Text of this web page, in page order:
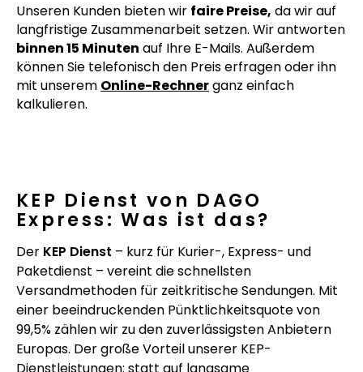
Unseren Kunden bieten wir faire Preise, da wir auf
langfristige Zusammenarbeit setzen. Wir antworten
binnen 15 Minuten auf Ihre E-Mails. Außerdem
können Sie telefonisch den Preis erfragen oder ihn
mit unserem Online-Rechnerganz einfach
kalkulieren.
KEP Dienst von DAGO
Express: Was ist das?
Der KEP Dienst – kurz für Kurier-, Express- und
Paketdienst – vereint die schnellsten
Versandmethoden für zeitkritische Sendungen. Mit
einer beeindruckenden Pünktlichkeitsquote von
99,5% zählen wir zu den zuverlässigsten Anbietern
Europas. Der große Vorteil unserer KEP-
Dienstleistungen: statt auf langsame